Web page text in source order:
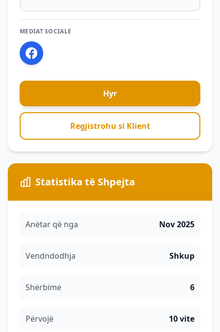
MEDIAT SOCIALE
Hyr
Regjistrohu si Klient
Statistika të Shpejta
Anëtar që nga Nov 2025
Vendndodhja Shkup
Shërbime 6
Përvojë 10 vite